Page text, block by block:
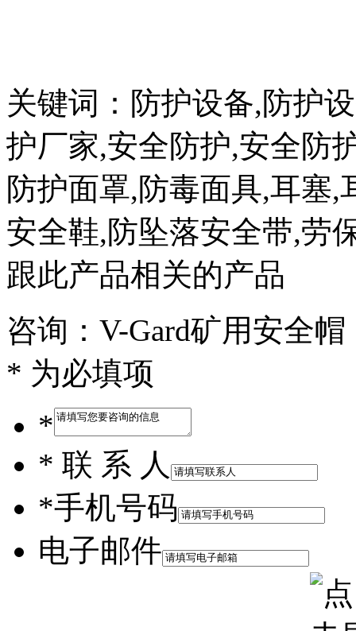
关键词：防护设备,防护
护厂家,安全防护,安全防
防护面罩,防毒面具,耳塞
安全鞋,防坠落安全带,劳
跟此产品相关的产品
咨询：V-Gard矿用安全帽
* 为必填项
*
* 联 系 人
*手机号码
电子邮件